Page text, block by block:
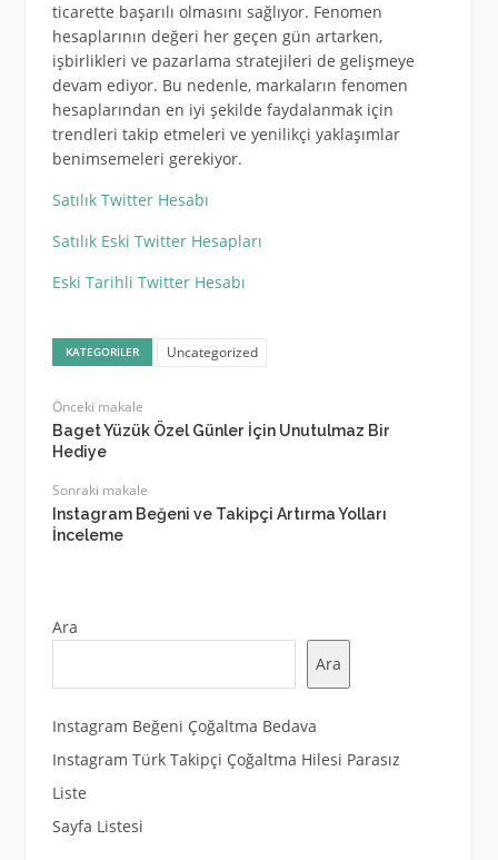
ticarette başarılı olmasını sağlıyor. Fenomen
hesaplarının değeri her geçen gün artarken,
işbirlikleri ve pazarlama stratejileri de gelişmeye
devam ediyor. Bu nedenle, markaların fenomen
hesaplarından en iyi şekilde faydalanmak için
trendleri takip etmeleri ve yenilikçi yaklaşımlar
benimsemeleri gerekiyor.
Satılık Twitter Hesabı
Satılık Eski Twitter Hesapları
Eski Tarihli Twitter Hesabı
KATEGORILER Uncategorized
Önceki makale
Baget Yüzük Özel Günler İçin Unutulmaz Bir
Hediye
Sonraki makale
Instagram Beğeni ve Takipçi Artırma Yolları
İnceleme
Ara
Ara
Instagram Beğeni Çoğaltma Bedava
Instagram Türk Takipçi Çoğaltma Hilesi Parasız
Liste
Sayfa Listesi